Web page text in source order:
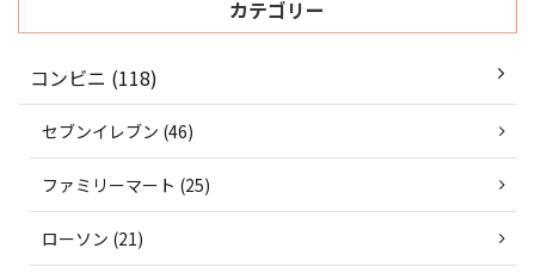
カテゴリー
コンビニ (118)
セブンイレブン (46)
ファミリーマート (25)
ローソン (21)